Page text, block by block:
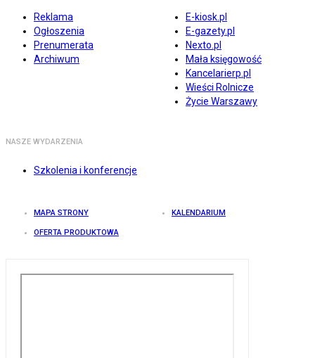
Reklama
Ogłoszenia
Prenumerata
Archiwum
E-kiosk.pl
E-gazety.pl
Nexto.pl
Mała księgowość
Kancelarierp.pl
Wieści Rolnicze
Życie Warszawy
NASZE WYDARZENIA
Szkolenia i konferencje
MAPA STRONY KALENDARIUM
OFERTA PRODUKTOWA